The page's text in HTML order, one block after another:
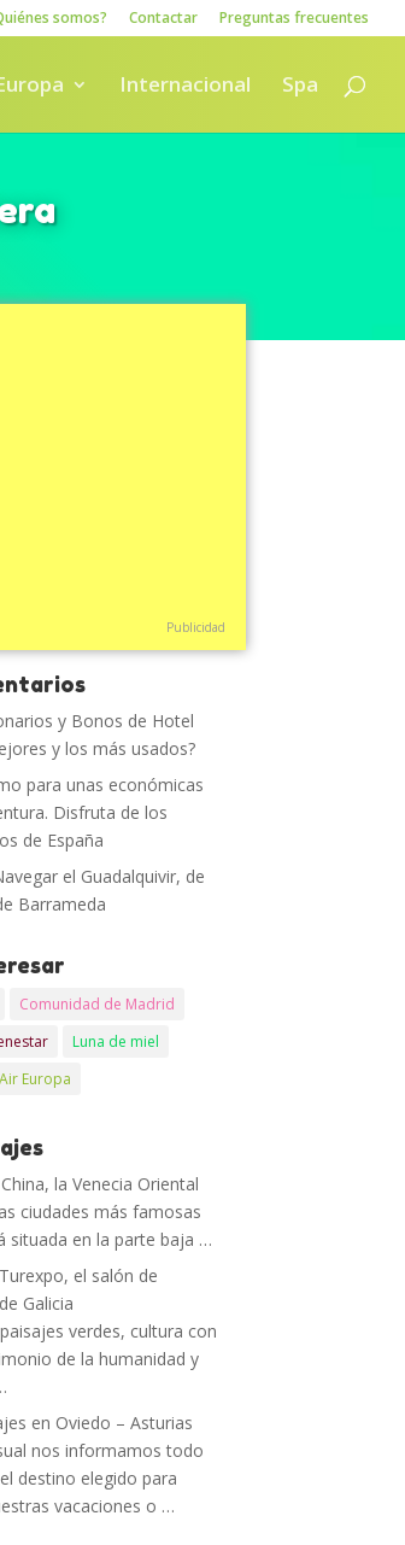
somos? Contactar Preguntas frecuentes
Internacional Spa
Publicidad
y Bonos de Hotel
y los más usados?
para unas económicas
Disfruta de los
de España
el Guadalquivir, de
Barrameda
Comunidad de Madrid
Luna de miel
Europa
la Venecia Oriental
ciudades más famosas
situada en la parte baja …
el salón de
Galicia
verdes, cultura con
de la humanidad y
en Oviedo – Asturias
nos informamos todo
destino elegido para
vacaciones o …